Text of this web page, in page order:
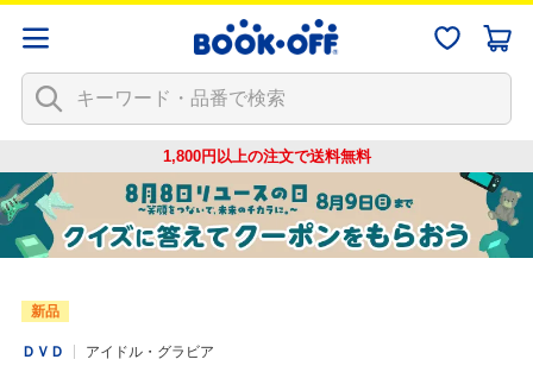
1,800円以上の注文で送料無料
新品
ＤＶＤ アイドル・グラビア